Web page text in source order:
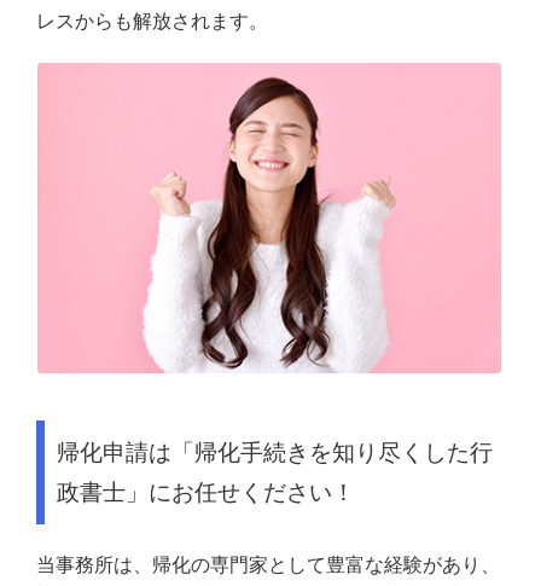
レスからも解放されます。
帰化申請は「帰化手続きを知り尽くした行
政書士」にお任せください！
当事務所は、帰化の専門家として豊富な経験があり、